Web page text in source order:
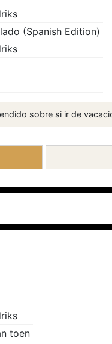
(Spanish Edition)
sobre si ir de
toen